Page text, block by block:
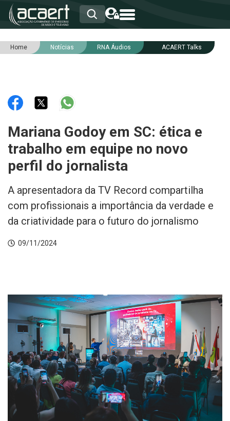
HOME
RNA
NOTÍCIAS
SERVIÇOS
INTEGRIDADE
Home Notícias RNA Áudios ACAERT Talks
Mariana Godoy em SC: ética e
trabalho em equipe no novo
perfil do jornalista
A apresentadora da TV Record compartilha
com profissionais a importância da verdade e
da criatividade para o futuro do jornalismo
09/11/2024